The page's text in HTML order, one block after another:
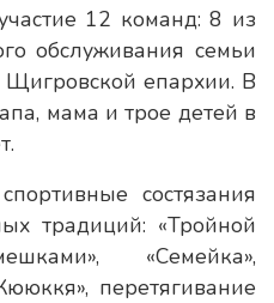
12 команд: 8 из
обслуживания семьи
епархии. В
мама и трое детей в
состязания
традиций: «Тройной
«Семейка»,
перетягивание